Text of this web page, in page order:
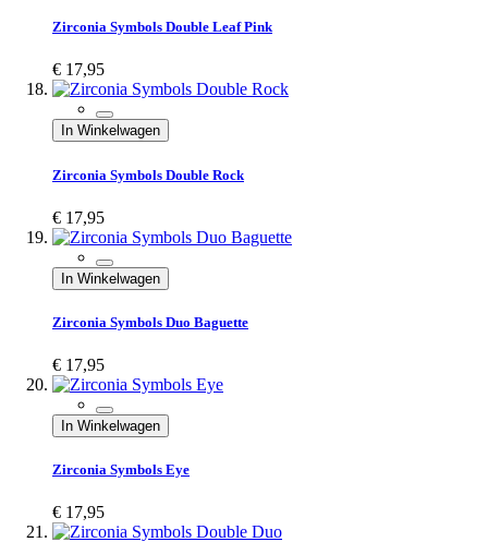
Zirconia Symbols Double Leaf Pink
€ 17,95
In Winkelwagen
Zirconia Symbols Double Rock
€ 17,95
In Winkelwagen
Zirconia Symbols Duo Baguette
€ 17,95
In Winkelwagen
Zirconia Symbols Eye
€ 17,95